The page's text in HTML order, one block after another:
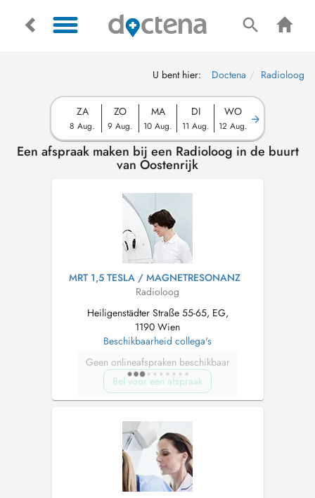
U bent hier: Doctena Radioloog
ZA
8 Aug.
ZO
9 Aug.
MA
10 Aug.
DI
11 Aug.
WO
12 Aug.
Een afspraak maken bij een Radioloog in de buurt
van Oostenrijk
MRT 1,5 TESLA / MAGNETRESONANZ
Radioloog
Heiligenstädter Straße 55-65, EG,
1190 Wien
Beschikbaarheid collega's
Geen onlineafspraken beschikbaar
Bel voor een afspraak